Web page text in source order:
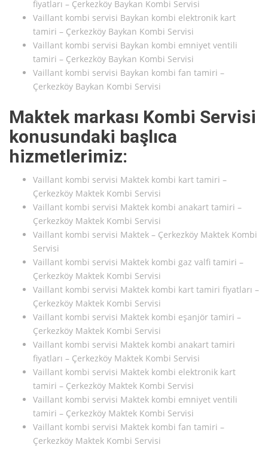
fiyatları – Çerkezköy Baykan Kombi Servisi
Vaillant kombi servisi Baykan kombi elektronik kart
tamiri – Çerkezköy Baykan Kombi Servisi
Vaillant kombi servisi Baykan kombi emniyet ventili
tamiri – Çerkezköy Baykan Kombi Servisi
Vaillant kombi servisi Baykan kombi fan tamiri –
Çerkezköy Baykan Kombi Servisi
Maktek markası Kombi Servisi
konusundaki başlıca
hizmetlerimiz:
Vaillant kombi servisi Maktek kombi kart tamiri –
Çerkezköy Maktek Kombi Servisi
Vaillant kombi servisi Maktek kombi anakart tamiri –
Çerkezköy Maktek Kombi Servisi
Vaillant kombi servisi Maktek – Çerkezköy Maktek Kombi
Servisi
Vaillant kombi servisi Maktek kombi gaz valfi tamiri –
Çerkezköy Maktek Kombi Servisi
Vaillant kombi servisi Maktek kombi kart tamiri fiyatları –
Çerkezköy Maktek Kombi Servisi
Vaillant kombi servisi Maktek kombi eşanjör tamiri –
Çerkezköy Maktek Kombi Servisi
Vaillant kombi servisi Maktek kombi anakart tamiri
fiyatları – Çerkezköy Maktek Kombi Servisi
Vaillant kombi servisi Maktek kombi elektronik kart
tamiri – Çerkezköy Maktek Kombi Servisi
Vaillant kombi servisi Maktek kombi emniyet ventili
tamiri – Çerkezköy Maktek Kombi Servisi
Vaillant kombi servisi Maktek kombi fan tamiri –
Çerkezköy Maktek Kombi Servisi